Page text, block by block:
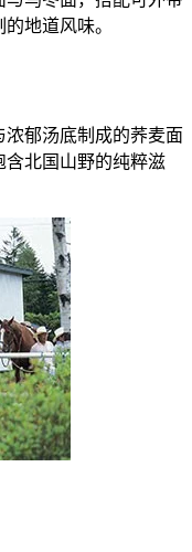
地道风味。
郁汤底制成的荞麦面
含北国山野的纯粹滋